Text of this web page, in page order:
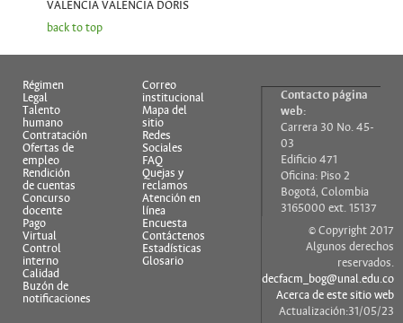
VALENCIA VALENCIA DORIS
back to top
Régimen
Legal
Talento
humano
Contratación
Ofertas de
empleo
Rendición
de cuentas
Concurso
docente
Pago
Virtual
Control
interno
Calidad
Buzón de
notificaciones
Correo
institucional
Mapa del
sitio
Redes
Sociales
FAQ
Quejas y
reclamos
Atención en
línea
Encuesta
Contáctenos
Estadísticas
Glosario
Contacto página
web:
Carrera 30 No. 45-
03
Edificio 471
Oficina: Piso 2
Bogotá, Colombia
3165000 ext. 15137
© Copyright 2017
Algunos derechos
reservados.
decfacm_bog@unal.edu.co
Acerca de este sitio web
Actualización:31/05/23